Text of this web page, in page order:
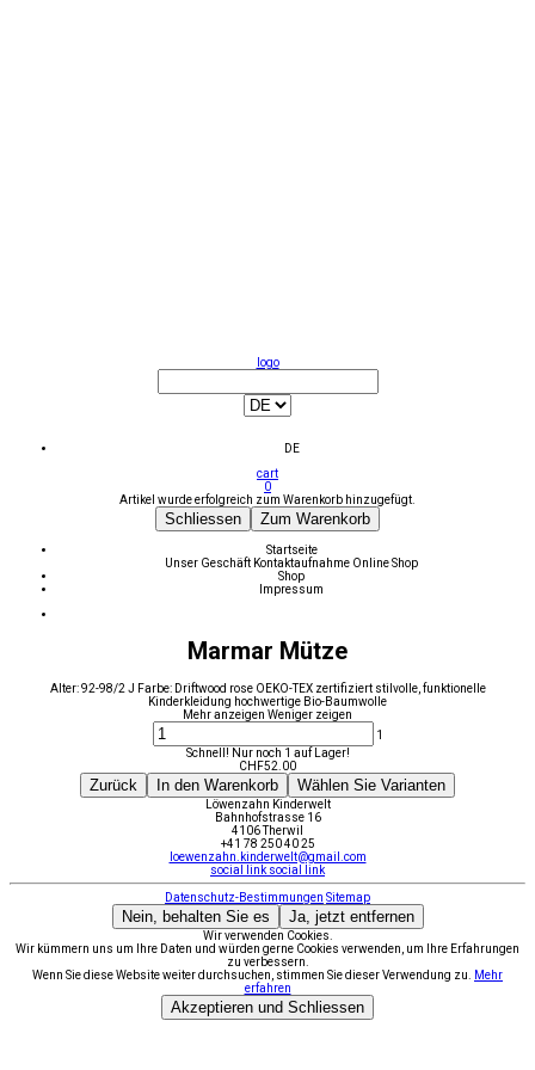
logo
DE
cart
0
Artikel wurde erfolgreich zum Warenkorb hinzugefügt.
Schliessen Zum Warenkorb
Startseite
Unser Geschäft Kontaktaufnahme Online Shop
Shop
Impressum
Marmar Mütze
Alter: 92-98/2 J Farbe: Driftwood rose OEKO-TEX zertifiziert stilvolle, funktionelle
Kinderkleidung hochwertige Bio-Baumwolle
Mehr anzeigen Weniger zeigen
1
Schnell! Nur noch 1 auf Lager!
CHF52.00
Zurück In den Warenkorb Wählen Sie Varianten
Löwenzahn Kinderwelt
Bahnhofstrasse 16
4106 Therwil
+41 78 250 40 25
loewenzahn.kinderwelt@gmail.com
social link social link
Datenschutz-Bestimmungen Sitemap
Nein, behalten Sie es Ja, jetzt entfernen
Wir verwenden Cookies.
Wir kümmern uns um Ihre Daten und würden gerne Cookies verwenden, um Ihre Erfahrungen
zu verbessern.
Wenn Sie diese Website weiter durchsuchen, stimmen Sie dieser Verwendung zu.
Mehr
erfahren
Akzeptieren und Schliessen